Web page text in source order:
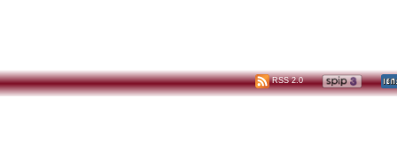
RSS 2.0